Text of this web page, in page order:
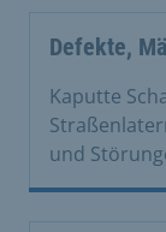
Defekte,
Kaputte
und